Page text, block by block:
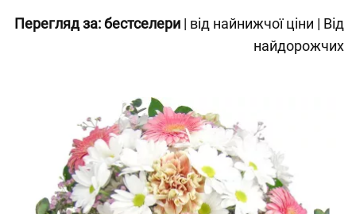
Перегляд за:бестселери | від найнижчої ціни | Від
найдорожчих